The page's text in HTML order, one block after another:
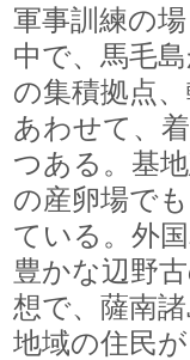
軍事訓練の
中で、馬毛
の集積拠点
あわせて、
つある。基
の産卵場で
ている。外
豊かな辺野
想で、薩南
地域の住民